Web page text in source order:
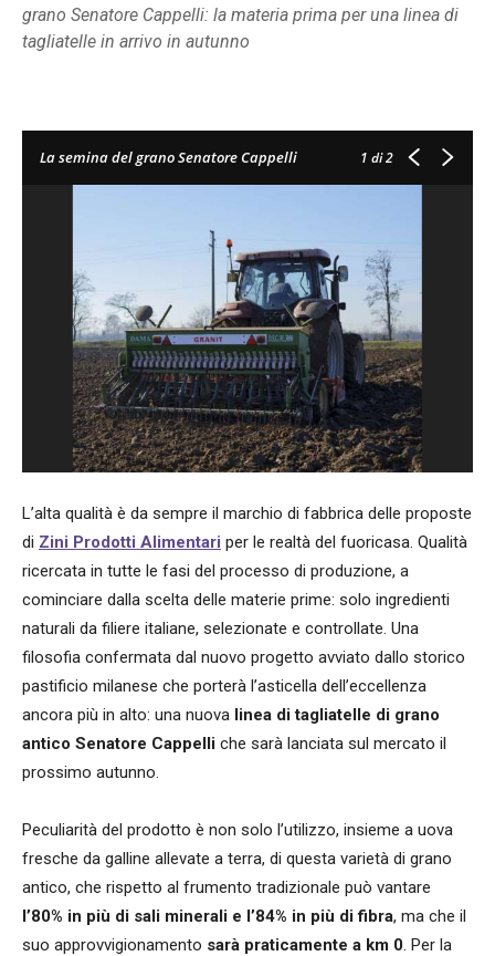
grano Senatore Cappelli: la materia prima per una linea di
tagliatelle in arrivo in autunno
La semina del grano Senatore Cappelli 1 di 2
L’alta qualità è da sempre il marchio di fabbrica delle proposte
di Zini Prodotti Alimentari per le realtà del fuoricasa. Qualità
ricercata in tutte le fasi del processo di produzione, a
cominciare dalla scelta delle materie prime: solo ingredienti
naturali da filiere italiane, selezionate e controllate. Una
filosofia confermata dal nuovo progetto avviato dallo storico
pastificio milanese che porterà l’asticella dell’eccellenza
ancora più in alto: una nuova linea di tagliatelle di grano
antico Senatore Cappelli che sarà lanciata sul mercato il
prossimo autunno.
Peculiarità del prodotto è non solo l’utilizzo, insieme a uova
fresche da galline allevate a terra, di questa varietà di grano
antico, che rispetto al frumento tradizionale può vantare
l’80% in più di sali minerali e l’84% in più di fibra, ma che il
suo approvvigionamento sarà praticamente a km 0. Per la